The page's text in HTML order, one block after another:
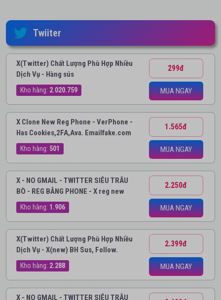
Twiiter
X(Twitter) Chất Lượng Phù Hợp Nhiều
Dịch Vụ - Hàng sús
Kho hàng: 2.020.759
299đ
MUA NGAY
X Clone New Reg Phone - VerPhone -
Has Cookies,2FA,Ava. Emailfake.com
Kho hàng: 501
1.565đ
MUA NGAY
X - NO GMAIL - TWITTER SIÊU TRÂU
BÒ - REG BẰNG PHONE - X reg new
Kho hàng: 1.906
2.250đ
MUA NGAY
X(Twitter) Chất Lượng Phù Hợp Nhiều
Dịch Vụ - X(new) BH Sus, Follow.
Kho hàng: 2.288
2.399đ
MUA NGAY
X - NO GMAIL - TWITTER SIÊU TRÂU